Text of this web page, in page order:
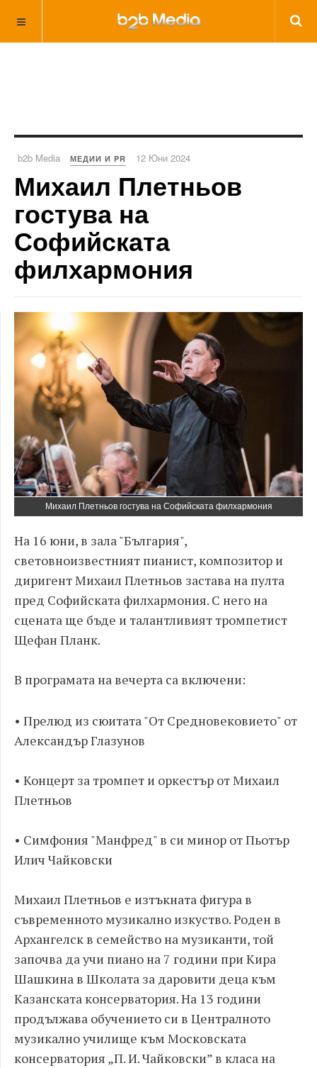
b2b Media МЕДИИ И PR 12 Юни 2024
Михаил Плетньов
гостува на
Софийската
филхармония
Михаил Плетньов гостува на Софийската филхармония
На 16 юни, в зала "България",
световноизвестният пианист, композитор и
диригент Михаил Плетньов застава на пулта
пред Софийската филхармония. С него на
сцената ще бъде и талантливият тромпетист
Щефан Планк.
В програмата на вечерта са включени:
• Прелюд из сюитата "От Средновековието" от
Александър Глазунов
• Концерт за тромпет и оркестър от Михаил
Плетньов
• Симфония "Манфред" в си минор от Пьотър
Илич Чайковски
Михаил Плетньов е изтъкната фигура в
съвременното музикално изкуство. Роден в
Архангелск в семейство на музиканти, той
започва да учи пиано на 7 години при Кира
Шашкина в Школата за даровити деца към
Казанската консерватория. На 13 години
продължава обучението си в Централното
музикално училище към Московската
консерватория „П. И. Чайковски” в класа на